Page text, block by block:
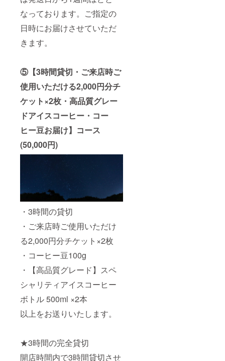
なっております。ご指定の
日時にお届けさせていただ
きます。
⑤【3時間貸切・ご来店時ご
使用いただける2,000円分チ
ケット×2枚・高品質グレー
ドアイスコーヒー・コー
ヒー豆お届け】コース
(50,000円)
・3時間の貸切
・ご来店時ご使用いただけ
る2,000円分チケット×2枚
・コーヒー豆100g
・【高品質グレード】スペ
シャリティアイスコーヒー
ボトル 500ml ×2本
以上をお送りいたします。
★3時間の完全貸切
開店時間内で3時間貸切させ